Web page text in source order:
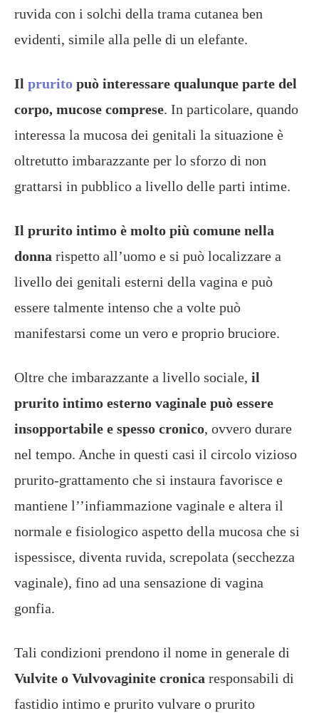
ruvida con i solchi della trama cutanea ben
evidenti, simile alla pelle di un elefante.
Il prurito può interessare qualunque parte del
corpo, mucose comprese. In particolare, quando
interessa la mucosa dei genitali la situazione è
oltretutto imbarazzante per lo sforzo di non
grattarsi in pubblico a livello delle parti intime.
Il prurito intimo è molto più comune nella
donna rispetto all’uomo e si può localizzare a
livello dei genitali esterni della vagina e può
essere talmente intenso che a volte può
manifestarsi come un vero e proprio bruciore.
Oltre che imbarazzante a livello sociale, il
prurito intimo esterno vaginale può essere
insopportabile e spesso cronico, ovvero durare
nel tempo. Anche in questi casi il circolo vizioso
prurito-grattamento che si instaura favorisce e
mantiene l’’infiammazione vaginale e altera il
normale e fisiologico aspetto della mucosa che si
ispessisce, diventa ruvida, screpolata (secchezza
vaginale), fino ad una sensazione di vagina
gonfia.
Tali condizioni prendono il nome in generale di
Vulvite o Vulvovaginite cronica responsabili di
fastidio intimo e prurito vulvare o prurito